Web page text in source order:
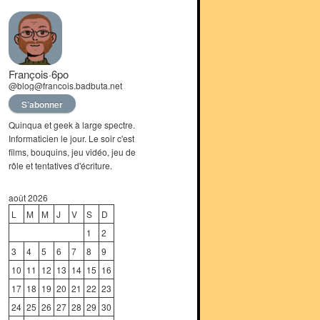
François·6po
@blog@francois.badbuta.net
S’abonner
Quinqua et geek à large spectre.
Informaticien le jour. Le soir c'est
films, bouquins, jeu vidéo, jeu de
rôle et tentatives d'écriture.
août 2026
L
M M J V S
D
1
2
3
4 5 6 7 8
9
10 11 12 13 14 15 16
17 18 19 20 21 22 23
24 25 26 27 28 29 30